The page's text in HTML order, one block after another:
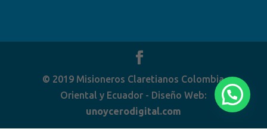
© 2019 Misioneros Claretianos Colombia
Oriental y Ecuador - Diseño Web:
unoycerodigital.com